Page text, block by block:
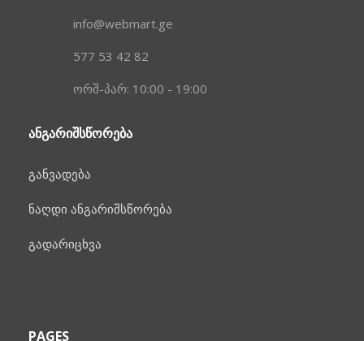
info@webmart.ge
577 53 42 82
ორშ-პარ: 10:00 - 19:00
ᲐᲜᲒᲐᲠᲘᲨᲡᲬᲝᲠᲔᲑᲐ
განვადება
ნაღდი ანგარიშსწორება
გადარიცხვა
PAGES